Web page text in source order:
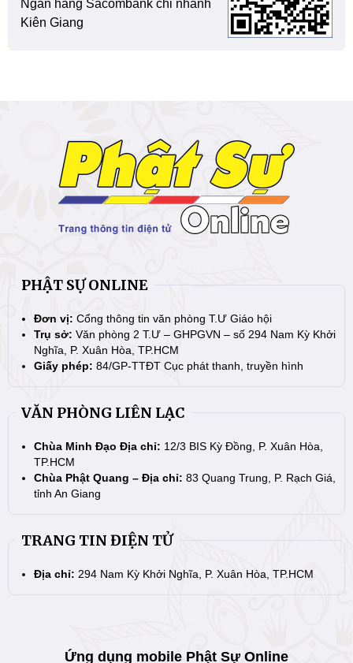
Ngân hàng Sacombank chi nhánh
Kiên Giang
PHẬT SỰ ONLINE
Đơn vị: Cổng thông tin văn phòng T.Ư Giáo hội
Trụ sở: Văn phòng 2 T.Ư – GHPGVN – số 294 Nam Kỳ Khởi
Nghĩa, P. Xuân Hòa, TP.HCM
Giấy phép: 84/GP-TTĐT Cục phát thanh, truyền hình
VĂN PHÒNG LIÊN LẠC
Chùa Minh Đạo Địa chỉ: 12/3 BIS Kỳ Đồng, P. Xuân Hòa,
TP.HCM
Chùa Phật Quang – Địa chỉ: 83 Quang Trung, P. Rạch Giá,
tỉnh An Giang
TRANG TIN ĐIỆN TỬ
Địa chỉ: 294 Nam Kỳ Khởi Nghĩa, P. Xuân Hòa, TP.HCM
Ứng dụng mobile Phật Sự Online